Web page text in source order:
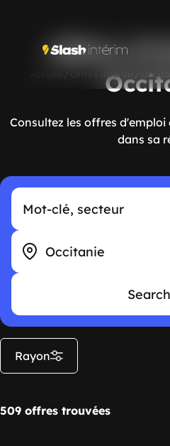
Offres intérim
Offres
Consultez les offres
dans sa
Search
Rayon
509 offres trouvées